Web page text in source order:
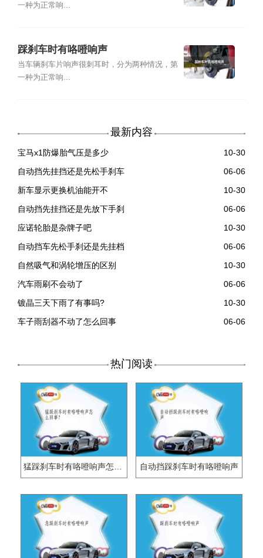
一种为正常响...
踩刹车时有咯噔响声
当车辆刹车片响声很刺耳时，分为两种情况，第
一种为正常响...
最新内容
宝马x1防爆胎气压是多少
10-30
自动挡先挂挡还是先松手刹车
06-06
新车显示更换机油能开不
10-30
自动挡先挂挡还是先放下手刹
06-06
应诺轮胎是杂牌子吧
10-30
自动挡车先松手刹还是先挂档
06-06
自然吸气和涡轮增压的区别
10-30
汽车雨刷不会动了
06-06
镀晶三天下雨了有事吗?
10-30
车子雨刮器不动了怎么回事
06-06
热门阅读
猛踩刹车时有咯噔响声怎么回事？ 自动挡踩刹车时有咯噔响声